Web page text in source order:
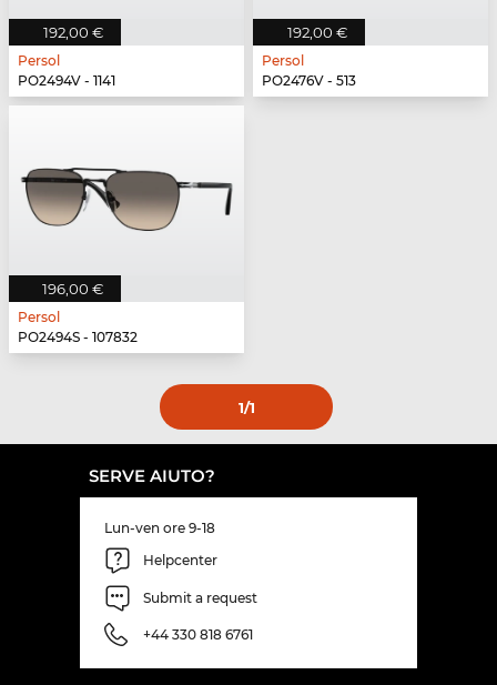
192,00 €
Persol
PO2494V - 1141
192,00 €
Persol
PO2476V - 513
196,00 €
Persol
PO2494S - 107832
1/1
SERVE AIUTO?
Lun-ven ore 9-18
Helpcenter
Submit a request
+44 330 818 6761